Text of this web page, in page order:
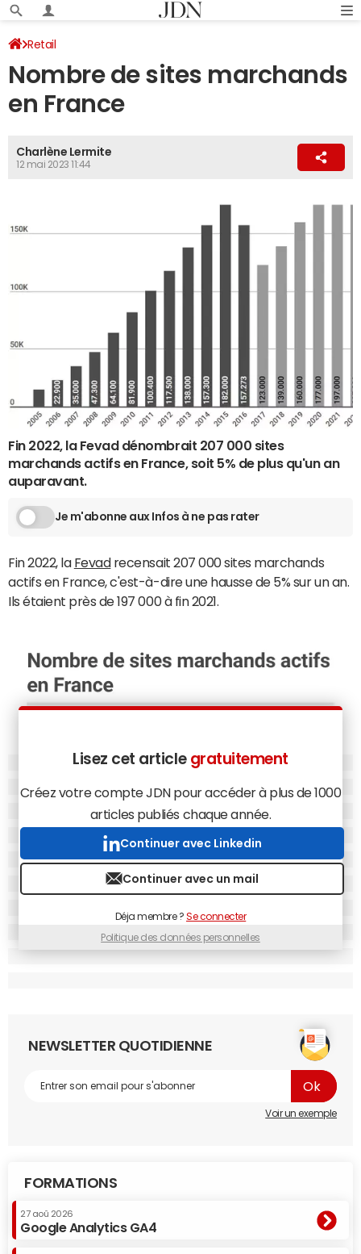
Retail
Nombre de sites marchands
en France
Charlène Lermite
12 mai 2023 11:44
Fin 2022, la Fevad dénombrait 207 000 sites
marchands actifs en France, soit 5% de plus qu'un an
auparavant.
Je m'abonne aux Infos à ne pas rater
Fin 2022, la Fevad recensait 207 000 sites marchands
actifs en France, c'est-à-dire une hausse de 5% sur un an.
Ils étaient près de 197 000 à fin 2021.
Le nombre de sites marchands est calculé à partir des
iCE/Fevad. Ces chiffres sont en baisse entre 2015, 2016 et
2017 car certains prestataires ont modifié leur
méthodologie et révisé leurs données.
Lisez cet article gratuitement
Créez votre compte JDN pour accéder à plus de 1000
articles publiés chaque année.
Continuer avec Linkedin
Continuer avec un mail
Déja membre ?Se connecter
Politique des données personnelles
NEWSLETTER QUOTIDIENNE
Voir un exemple
FORMATIONS
27 aoû 2026
Google Analytics GA4